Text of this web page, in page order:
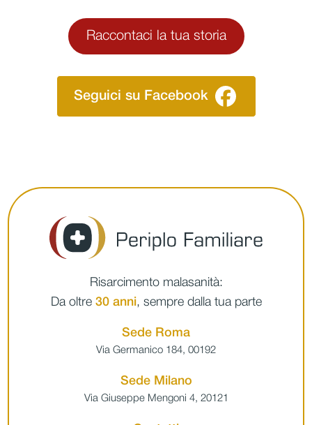
Raccontaci la tua storia
Seguici su Facebook
Risarcimento malasanità:
Da oltre 30 anni, sempre dalla tua parte
Sede Roma
Via Germanico 184, 00192
Sede Milano
Via Giuseppe Mengoni 4, 20121